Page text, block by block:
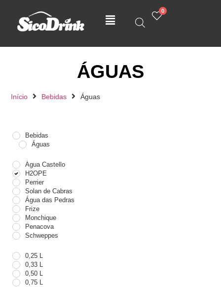
0
ÁGUAS
Início Bebidas Águas
Bebidas
Águas
Água Castello
H2OPE
Perrier
Solan de Cabras
Água das Pedras
Frize
Monchique
Penacova
Schweppes
0,25 L
0,33 L
0,50 L
0,75 L